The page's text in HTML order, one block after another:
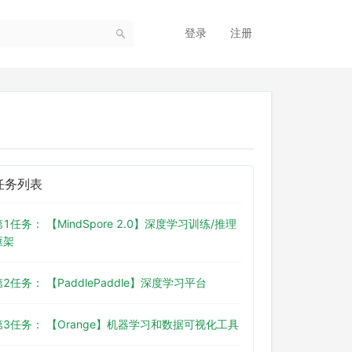
登录 注册
务列表
1任务： 【MindSpore 2.0】深度学习训练/推理
架
2任务： 【PaddlePaddle】深度学习平台
3任务： 【Orange】机器学习和数据可视化工具